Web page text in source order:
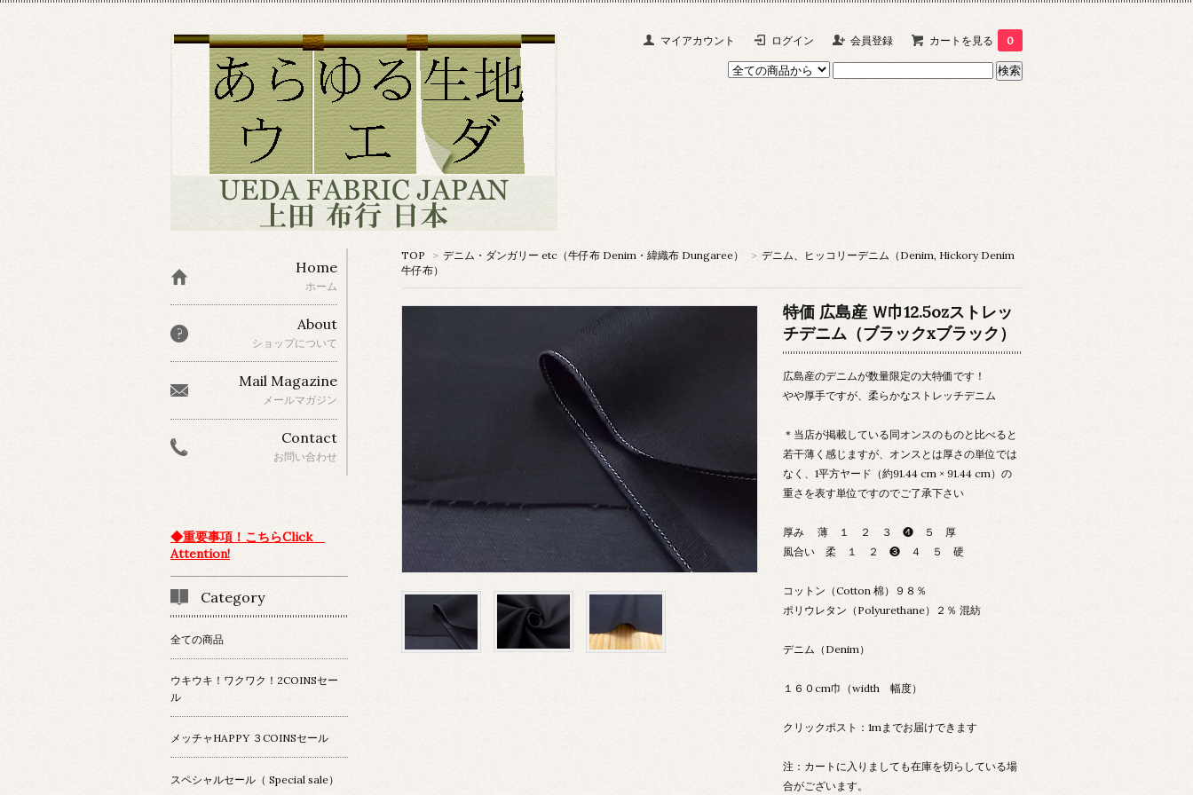
マイアカウント ログイン 会員登録 カートを見る 0
TOP > デニム・ダンガリー etc（牛仔布 Denim・緯織布 Dungaree） > デニム、ヒッコリーデニム（Denim, Hickory Denim
牛仔布）
特価 広島産 Ｗ巾12.5ozストレッ
チデニム（ブラックxブラック）
広島産のデニムが数量限定の大特価です！
やや厚手ですが、柔らかなストレッチデニム
＊当店が掲載している同オンスのものと比べると
若干薄く感じますが、オンスとは厚さの単位では
なく、1平方ヤード（約91.44 cm × 91.44 cm）の
重さを表す単位ですのでご了承下さい
厚み 薄 １ ２ ３ ❹ ５ 厚
風合い 柔 １ ２ ❸ ４ ５ 硬
コットン（Cotton 棉）９８％
ポリウレタン（Polyurethane）２％ 混紡
デニム（Denim）
１６０cm巾（width 幅度）
クリックポスト：1mまでお届けできます
注：カートに入りましても在庫を切らしている場
合がございます。
Home
ホーム
About
ショップについて
Mail Magazine
メールマガジン
Contact
お問い合わせ
◆重要事項！こちらClick
Attention!
Category
全ての商品
ウキウキ！ワクワク！2COINSセー
ル
メッチャHAPPY ３COINSセール
スペシャルセール（ Special sale）